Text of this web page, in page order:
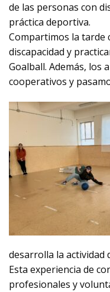
de las personas con
práctica deportiva.
Compartimos la tarde
discapacidad y
Goalball. Además, los
cooperativos y
desarrolla la actividad
Esta experiencia de
profesionales y